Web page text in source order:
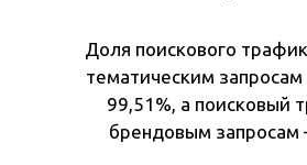
Доля поискового
тематическим запросам
99,51%, а поисковый
брендовым запросам